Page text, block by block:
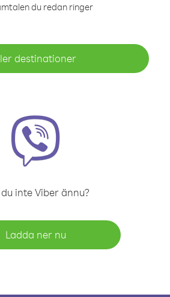
du redan ringer
destinationer
inte Viber ännu?
Ladda ner nu